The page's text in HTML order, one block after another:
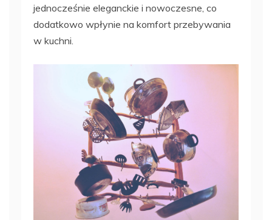
jednocześnie eleganckie i nowoczesne, co
dodatkowo wpłynie na komfort przebywania
w kuchni.